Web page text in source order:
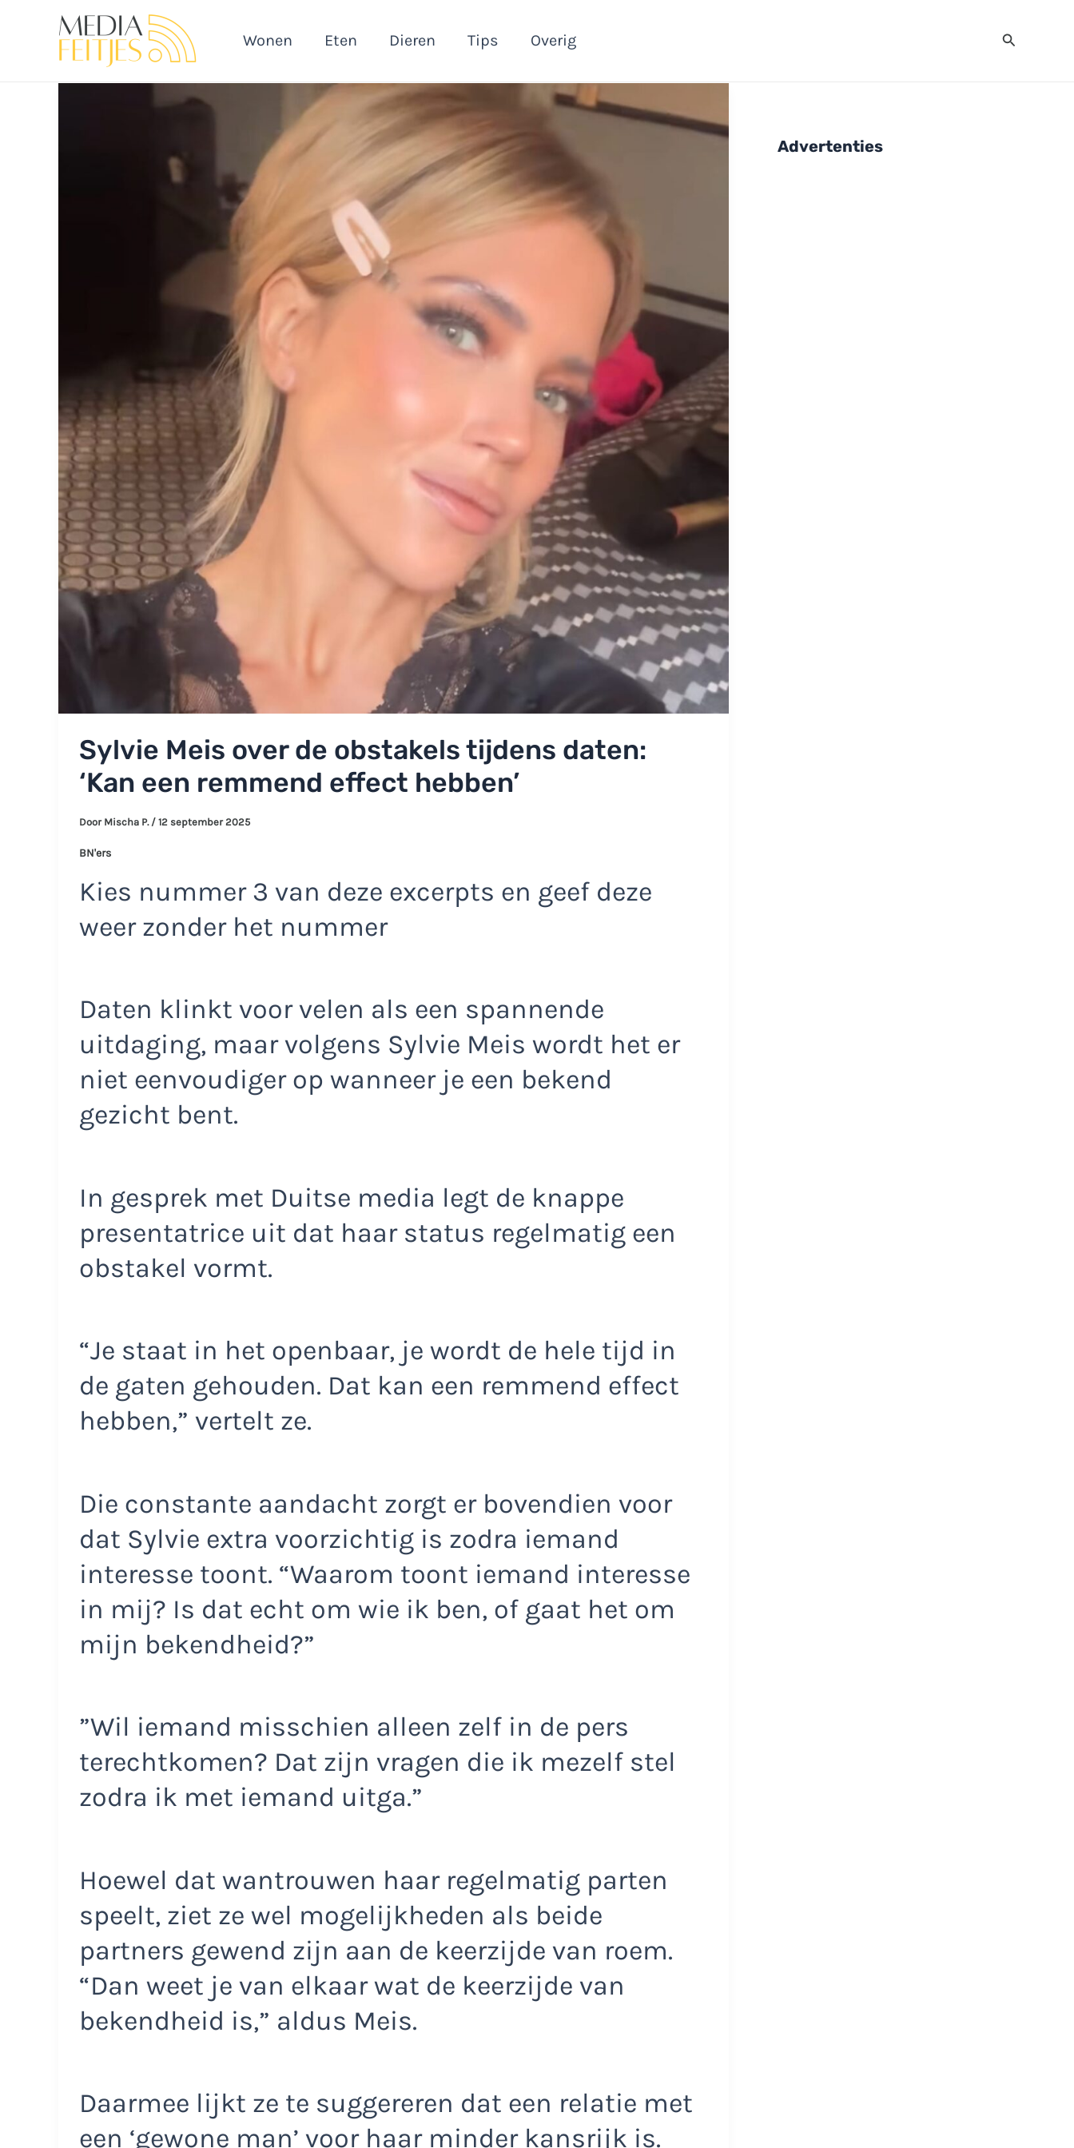
Wonen Eten Dieren Tips Overig Zoeken
Sylvie Meis over de obstakels tijdens daten:
‘Kan een remmend effect hebben’
Door Mischa P. / 12 september 2025
BN'ers
Kies nummer 3 van deze excerpts en geef deze
weer zonder het nummer
Daten klinkt voor velen als een spannende
uitdaging, maar volgens Sylvie Meis wordt het er
niet eenvoudiger op wanneer je een bekend
gezicht bent.
In gesprek met Duitse media legt de knappe
presentatrice uit dat haar status regelmatig een
obstakel vormt.
“Je staat in het openbaar, je wordt de hele tijd in
de gaten gehouden. Dat kan een remmend effect
hebben,” vertelt ze.
Die constante aandacht zorgt er bovendien voor
dat Sylvie extra voorzichtig is zodra iemand
interesse toont. “Waarom toont iemand interesse
in mij? Is dat echt om wie ik ben, of gaat het om
mijn bekendheid?”
”Wil iemand misschien alleen zelf in de pers
terechtkomen? Dat zijn vragen die ik mezelf stel
zodra ik met iemand uitga.”
Hoewel dat wantrouwen haar regelmatig parten
speelt, ziet ze wel mogelijkheden als beide
partners gewend zijn aan de keerzijde van roem.
“Dan weet je van elkaar wat de keerzijde van
bekendheid is,” aldus Meis.
Daarmee lijkt ze te suggereren dat een relatie met
een ‘gewone man’ voor haar minder kansrijk is.
Advertenties